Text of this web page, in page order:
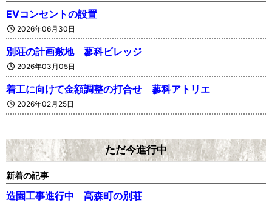
EVコンセントの設置
2026年06月30日
別荘の計画敷地 蓼科ビレッジ
2026年03月05日
着工に向けて金額調整の打合せ 蓼科アトリエ
2026年02月25日
ただ今進行中
新着の記事
造園工事進行中 高森町の別荘